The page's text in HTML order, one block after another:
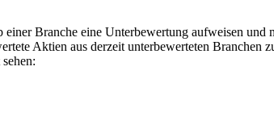
Branche eine Unterbewertung aufweisen und
Aktien aus derzeit unterbewerteten Branchen